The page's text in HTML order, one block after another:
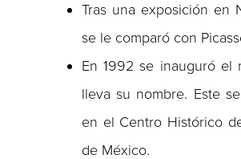
Tras una exposición en
se le comparó con
En 1992 se inauguró el
lleva su nombre. Este
en el Centro Histórico
de México.